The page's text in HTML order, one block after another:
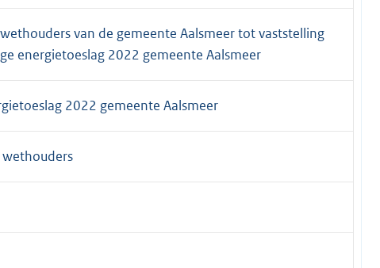
van de gemeente Aalsmeer tot vaststelling
energietoeslag 2022 gemeente Aalsmeer
2022 gemeente Aalsmeer
wethouders